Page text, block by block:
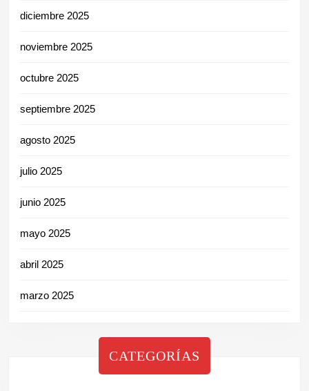
diciembre 2025
noviembre 2025
octubre 2025
septiembre 2025
agosto 2025
julio 2025
junio 2025
mayo 2025
abril 2025
marzo 2025
CATEGORÍAS